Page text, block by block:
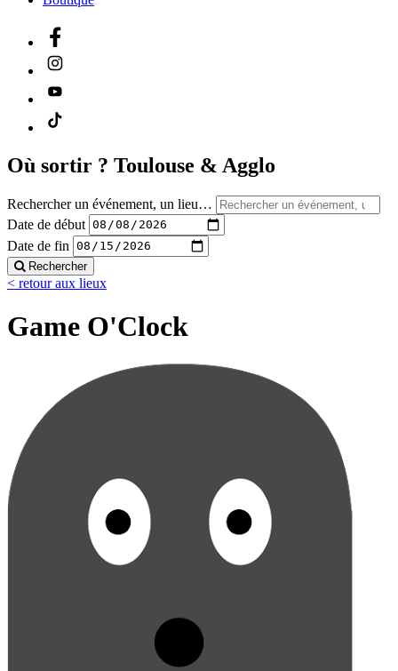
Où sortir ? Toulouse & Agglo
Rechercher un événement, un lieu…
Date de début
Date de fin
Rechercher
< retour aux lieux
Game O'Clock